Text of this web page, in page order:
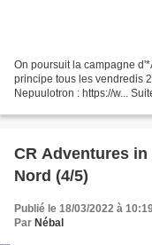
On poursuit la campagne
principe tous les vendredis
Nepuulotron : https://w...
CR Adventures
Nord (4/5)
Publié le 18/03/2022 à
Par Nébal